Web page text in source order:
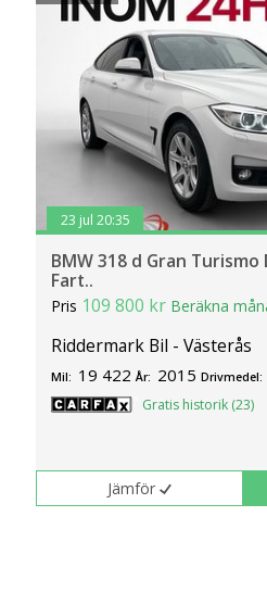
23 jul 20:35
BMW 318 d Gran
Fart..
Pris 109 800 kr Beräkna
Riddermark Bil - Västerås
Mil: 19 422 År: 2015 Drivmedel:
Gratis historik (23)
Jämför